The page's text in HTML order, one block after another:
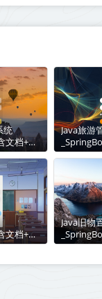
统
文档+远
Java旅游
程部署服
文档+远
Java旧物
程部署服